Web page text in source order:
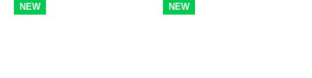
NEW NEW